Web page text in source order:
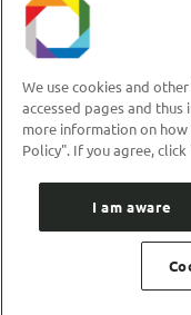
processamento
comumente
Pesquisa em
representantes,
fornecedores ou
We use cookies and
accessed pages and
more information on
Policy". If you agree,
I am aware